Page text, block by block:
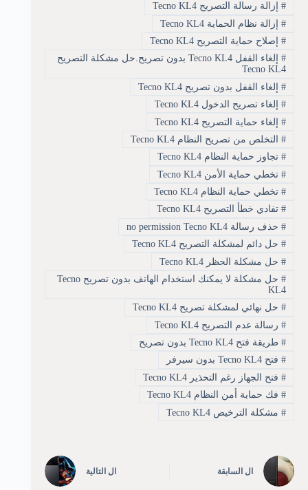
#إزالة رسالة التصريح Tecno KL4
#إزالة نظام الحماية Tecno KL4
#إصلاح حماية التصريح Tecno KL4
#
إلغاء القفل Tecno KL4 بدون تصريح.حل مشكلة التصريح
Tecno KL4
#إلغاء القفل بدون تصريح Tecno KL4
#إلغاء تصريح الدخول Tecno KL4
#إلغاء حماية التصريح Tecno KL4
#التخلص من تصريح النظام Tecno KL4
#تجاوز حماية النظام Tecno KL4
#تخطي حماية الأمن Tecno KL4
#تخطي حماية النظام Tecno KL4
#تفادي خطأ التصريح Tecno KL4
#حذف رسالة no permission Tecno KL4
#حل دائم لمشكلة التصريح Tecno KL4
#حل مشكلة الحظر Tecno KL4
#
حل مشكلة لا يمكنك استخدام الهاتف بدون تصريح Tecno
KL4
#حل نهائي لمشكلة تصريح Tecno KL4
#رسالة عدم التصريح Tecno KL4
#طريقة فتح Tecno KL4 بدون تصريح
#فتح Tecno KL4 بدون سيرفر
#فتح الجهاز رغم التحذير Tecno KL4
#فك حماية أمن النظام Tecno KL4
#مشكلة الترخيص Tecno KL4
ال السابقة ال التالية